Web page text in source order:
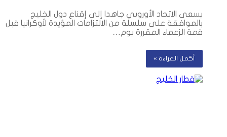
يسعى الاتحاد الأوروبي جاهدا إلى إقناع دول الخليج
بالموافقة على سلسلة من الالتزامات المؤيدة لأوكرانيا قبل
قمة الزعماء المقررة يوم…
أكمل القراءة »